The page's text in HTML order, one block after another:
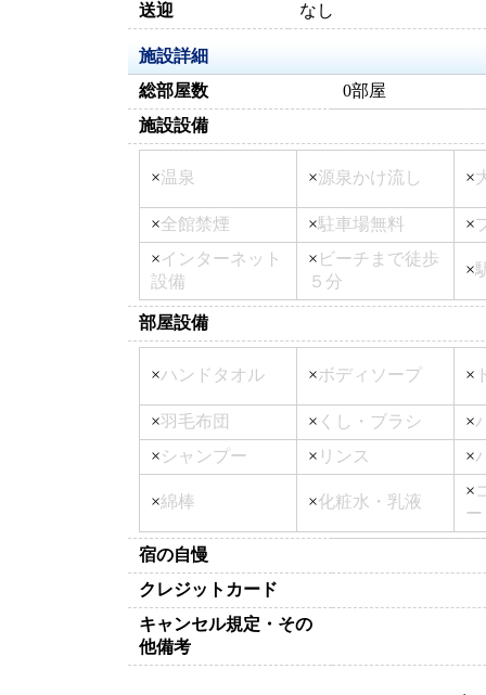
送迎
なし
施設詳細
総部屋数
0部屋
施設設備
×温泉 ×源泉かけ流し ×
×全館禁煙 ×駐車場無料 ×
×インターネット
設備
× ビーチまで徒歩
５分
×
部屋設備
×ハンドタオル ×ボディソープ ×
×羽毛布団 × くし・ブラシ ×
×シャンプー × リンス ×
×綿棒 ×化粧水・乳液
×
ー
宿の自慢
クレジットカード
キャンセル規定・その
他備考